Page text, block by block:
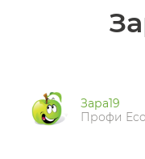
Зара19
Профи